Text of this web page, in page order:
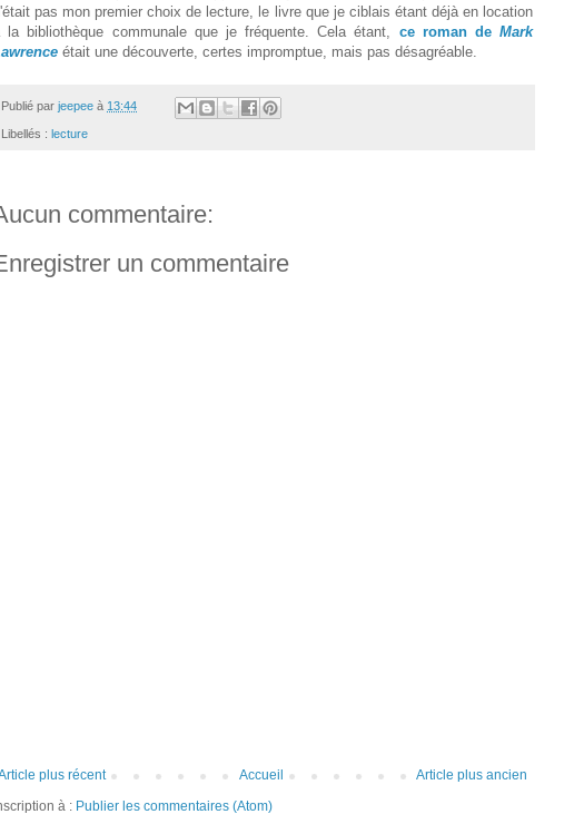
pas mon premier choix de lecture, le livre que je ciblais étant déjà en location
la bibliothèque communale que je fréquente. Cela étant, ce roman de Mark
était une découverte, certes impromptue, mais pas désagréable.
Publié par jeepee à 13:44
Libellés : lecture
commentaire:
un commentaire
plus récent Article plus ancien
Accueil
à : Publier les commentaires (Atom)